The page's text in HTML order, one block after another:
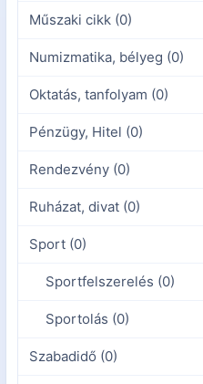
Műszaki cikk (0)
Numizmatika, bélyeg (0)
Oktatás, tanfolyam (0)
Pénzügy, Hitel (0)
Rendezvény (0)
Ruházat, divat (0)
Sport (0)
Sportfelszerelés (0)
Sportolás (0)
Szabadidő (0)